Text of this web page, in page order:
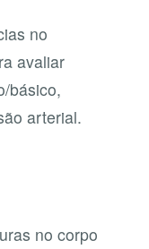
no
avaliar
básico,
arterial.
no corpo